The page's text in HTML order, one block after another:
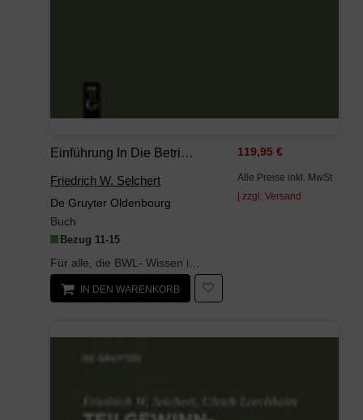
Friedrich W. Selchert
De Gruyter Oldenbourg
Buch
Bezug 11-15
119,95 €
Alle Preise inkl. MwSt
| zzgl. Versand
IN DEN WARENKORB